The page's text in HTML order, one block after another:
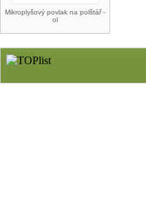
Mikroplyšový povlak na polštář -
ol